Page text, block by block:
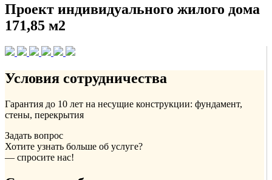
Проект индивидуального жилого дома
171,85 м2
Условия сотрудничества
Гарантия до 10 лет на несущие конструкции: фундамент,
стены, перекрытия
Задать вопрос
Хотите узнать больше об услуге?
— спросите нас!